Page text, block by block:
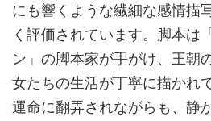
にも響くような繊細な感情描
く評価されています。脚本は
ン」の脚本家が手がけ、王朝
女たちの生活が丁寧に描かれ
運命に翻弄されながらも、静